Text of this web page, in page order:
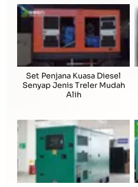
Set Penjana Kuasa Diesel
Senyap Jenis Treler Mudah
Alih